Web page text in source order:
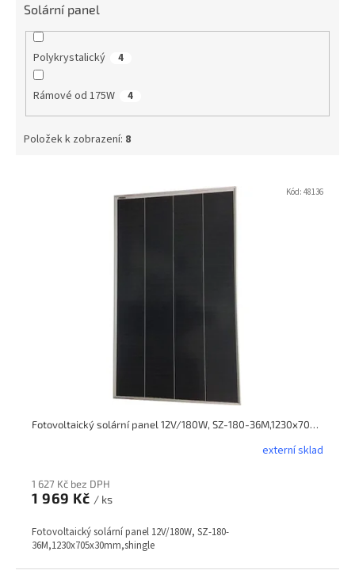
Solární panel
Polykrystalický 4
Rámové od 175W 4
Položek k zobrazení: 8
Fotovoltaický solární panel 12V/180W, SZ-180-36M,1230x705x30mm,shingle
externí sklad
1 627 Kč bez DPH
1 969 Kč / ks
Fotovoltaický solární panel 12V/180W, SZ-180-
36M,1230x705x30mm,shingle
Kód: 48136